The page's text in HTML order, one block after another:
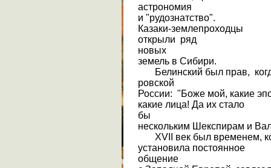
астрономия
и "рудознатство".
Казаки-землепроходцы
открыли ряд
новых
земель в Сибири.
Белинский был прав,
ровской
России: "Боже мой, какие
какие лица! Да их стало
бы
нескольким Шекспирам и
XVII век был временем,
установила постоянное
общение